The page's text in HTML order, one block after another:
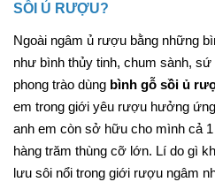
SỒI Ủ RƯỢU?
Ngoài ngâm ủ rượu bằng những
như bình thủy tinh, chum sành,
phong trào dùng bình gỗ sồi ủ
em trong giới yêu rượu hưởng
anh em còn sở hữu cho mình cả
hàng trăm thùng cỡ lớn. Lí do gì
lưu sôi nổi trong giới rượu ngâm